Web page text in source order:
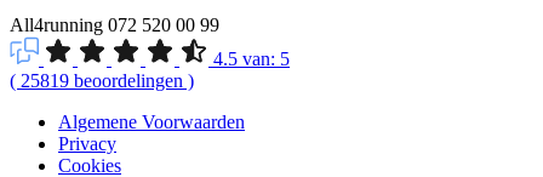
All4running 072 520 00 99
4.5 van: 5
( 25819 beoordelingen )
Algemene Voorwaarden
Privacy
Cookies